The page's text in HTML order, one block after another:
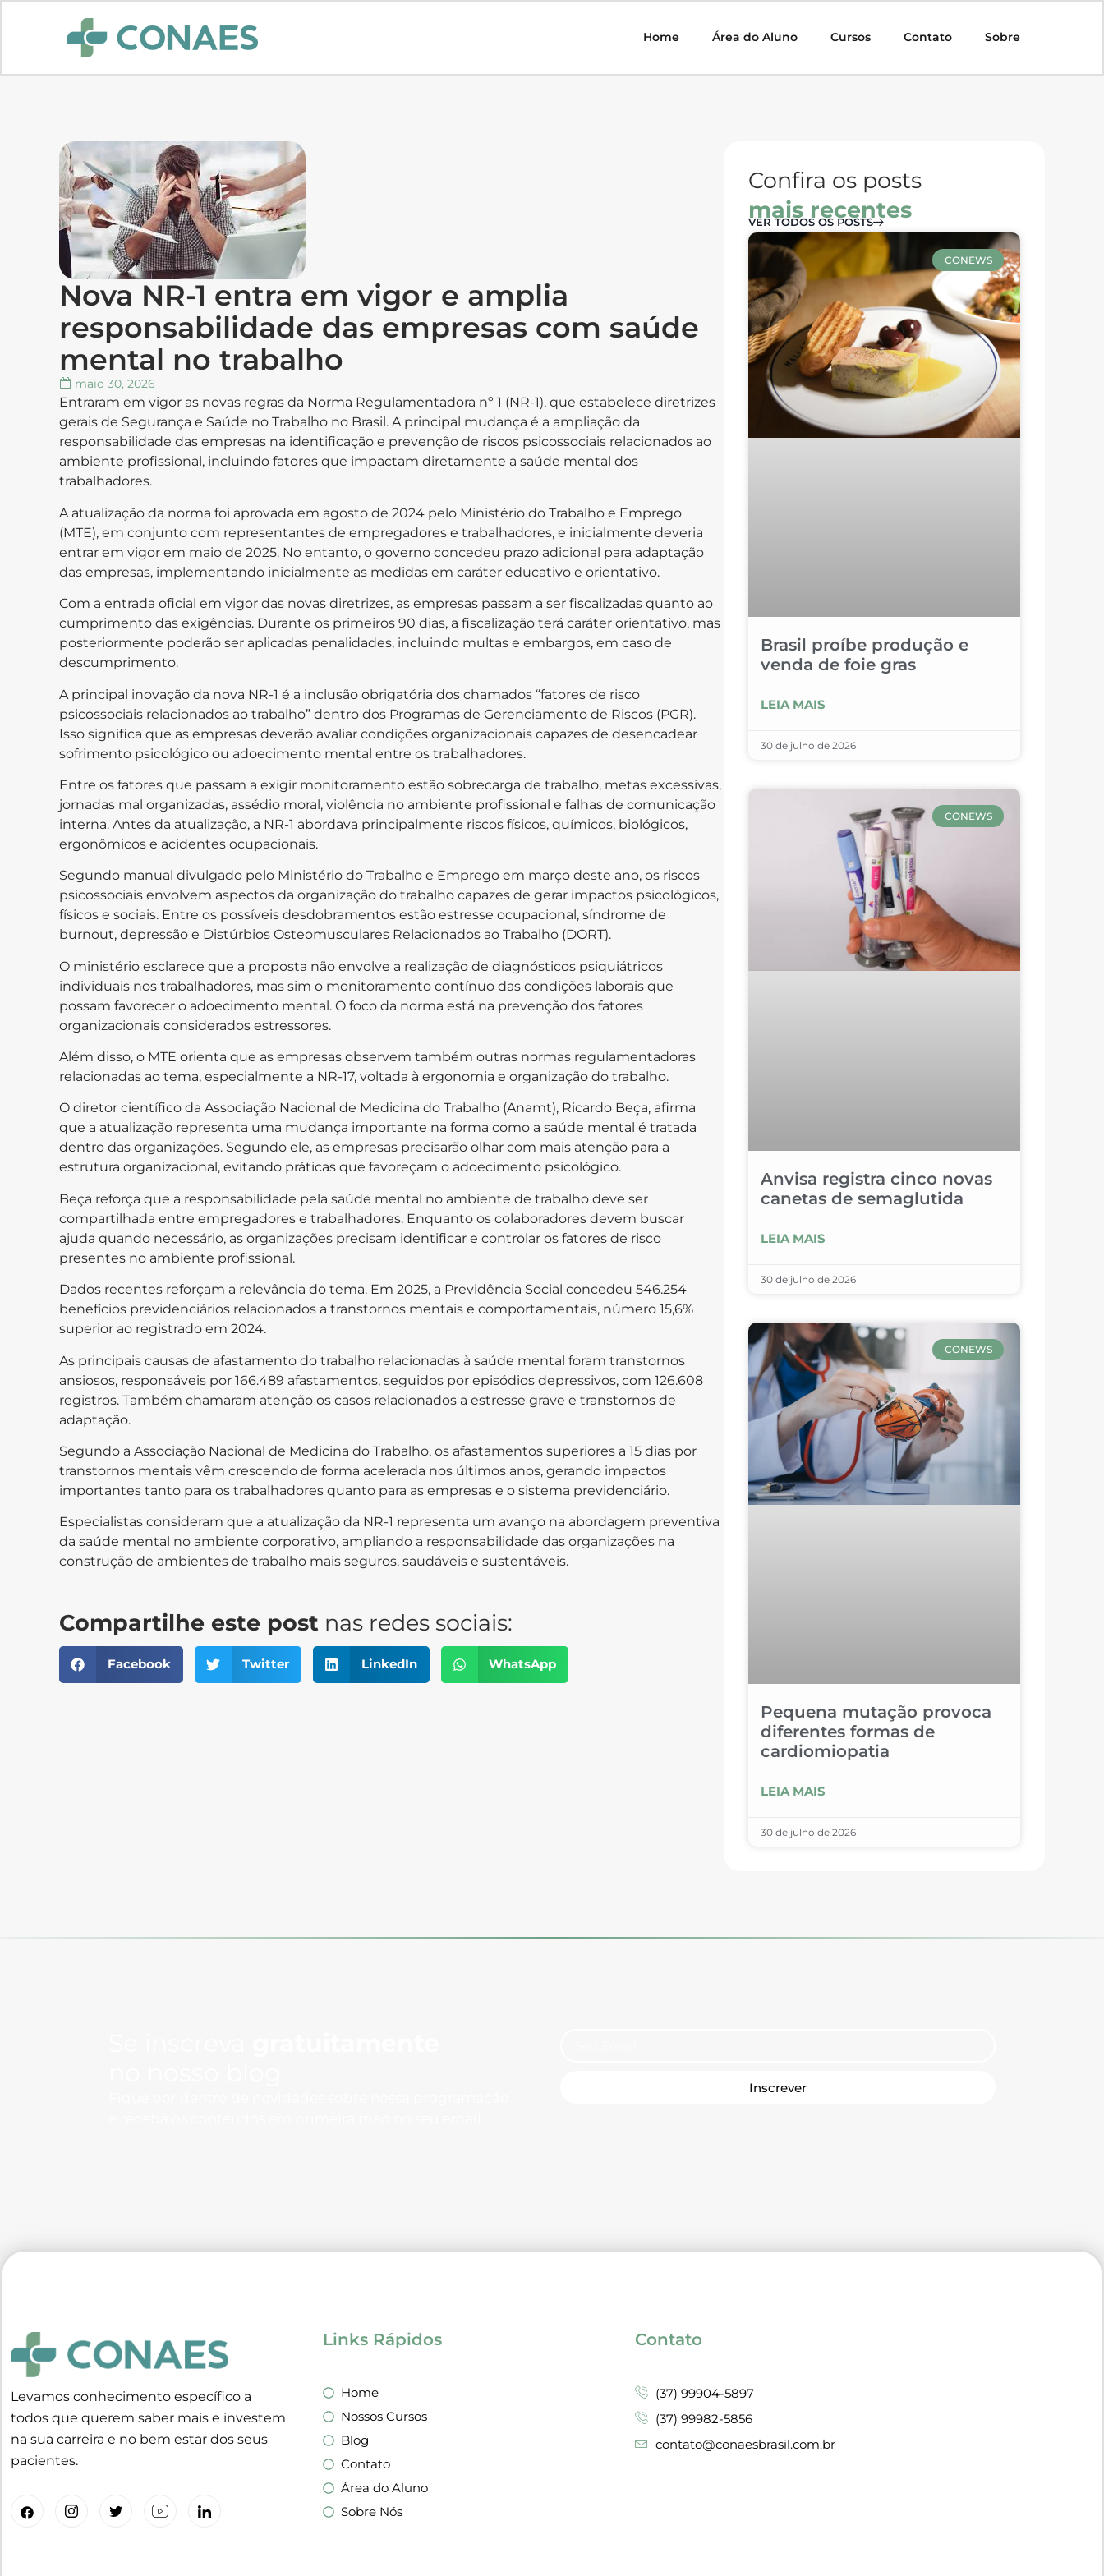
Home Área do Aluno Cursos Contato Sobre
Nova NR-1 entra em vigor e amplia
responsabilidade das empresas com saúde
mental no trabalho
maio 30, 2026
Entraram em vigor as novas regras da Norma Regulamentadora nº 1 (NR-1), que estabelece diretrizes
gerais de Segurança e Saúde no Trabalho no Brasil. A principal mudança é a ampliação da
responsabilidade das empresas na identificação e prevenção de riscos psicossociais relacionados ao
ambiente profissional, incluindo fatores que impactam diretamente a saúde mental dos
trabalhadores.
A atualização da norma foi aprovada em agosto de 2024 pelo Ministério do Trabalho e Emprego
(MTE), em conjunto com representantes de empregadores e trabalhadores, e inicialmente deveria
entrar em vigor em maio de 2025. No entanto, o governo concedeu prazo adicional para adaptação
das empresas, implementando inicialmente as medidas em caráter educativo e orientativo.
Com a entrada oficial em vigor das novas diretrizes, as empresas passam a ser fiscalizadas quanto ao
cumprimento das exigências. Durante os primeiros 90 dias, a fiscalização terá caráter orientativo, mas
posteriormente poderão ser aplicadas penalidades, incluindo multas e embargos, em caso de
descumprimento.
A principal inovação da nova NR-1 é a inclusão obrigatória dos chamados “fatores de risco
psicossociais relacionados ao trabalho” dentro dos Programas de Gerenciamento de Riscos (PGR).
Isso significa que as empresas deverão avaliar condições organizacionais capazes de desencadear
sofrimento psicológico ou adoecimento mental entre os trabalhadores.
Entre os fatores que passam a exigir monitoramento estão sobrecarga de trabalho, metas excessivas,
jornadas mal organizadas, assédio moral, violência no ambiente profissional e falhas de comunicação
interna. Antes da atualização, a NR-1 abordava principalmente riscos físicos, químicos, biológicos,
ergonômicos e acidentes ocupacionais.
Segundo manual divulgado pelo Ministério do Trabalho e Emprego em março deste ano, os riscos
psicossociais envolvem aspectos da organização do trabalho capazes de gerar impactos psicológicos,
físicos e sociais. Entre os possíveis desdobramentos estão estresse ocupacional, síndrome de
burnout, depressão e Distúrbios Osteomusculares Relacionados ao Trabalho (DORT).
O ministério esclarece que a proposta não envolve a realização de diagnósticos psiquiátricos
individuais nos trabalhadores, mas sim o monitoramento contínuo das condições laborais que
possam favorecer o adoecimento mental. O foco da norma está na prevenção dos fatores
organizacionais considerados estressores.
Além disso, o MTE orienta que as empresas observem também outras normas regulamentadoras
relacionadas ao tema, especialmente a NR-17, voltada à ergonomia e organização do trabalho.
O diretor científico da Associação Nacional de Medicina do Trabalho (Anamt), Ricardo Beça, afirma
que a atualização representa uma mudança importante na forma como a saúde mental é tratada
dentro das organizações. Segundo ele, as empresas precisarão olhar com mais atenção para a
estrutura organizacional, evitando práticas que favoreçam o adoecimento psicológico.
Beça reforça que a responsabilidade pela saúde mental no ambiente de trabalho deve ser
compartilhada entre empregadores e trabalhadores. Enquanto os colaboradores devem buscar
ajuda quando necessário, as organizações precisam identificar e controlar os fatores de risco
presentes no ambiente profissional.
Dados recentes reforçam a relevância do tema. Em 2025, a Previdência Social concedeu 546.254
benefícios previdenciários relacionados a transtornos mentais e comportamentais, número 15,6%
superior ao registrado em 2024.
As principais causas de afastamento do trabalho relacionadas à saúde mental foram transtornos
ansiosos, responsáveis por 166.489 afastamentos, seguidos por episódios depressivos, com 126.608
registros. Também chamaram atenção os casos relacionados a estresse grave e transtornos de
adaptação.
Segundo a Associação Nacional de Medicina do Trabalho, os afastamentos superiores a 15 dias por
transtornos mentais vêm crescendo de forma acelerada nos últimos anos, gerando impactos
importantes tanto para os trabalhadores quanto para as empresas e o sistema previdenciário.
Especialistas consideram que a atualização da NR-1 representa um avanço na abordagem preventiva
da saúde mental no ambiente corporativo, ampliando a responsabilidade das organizações na
construção de ambientes de trabalho mais seguros, saudáveis e sustentáveis.
Compartilhe este post nas redes sociais:
Facebook Twitter LinkedIn WhatsApp
Confira os posts
mais recentes
VER TODOS OS POSTS
CONEWS
Brasil proíbe produção e
venda de foie gras
LEIA MAIS
30 de julho de 2026
CONEWS
Anvisa registra cinco novas
canetas de semaglutida
LEIA MAIS
30 de julho de 2026
CONEWS
Pequena mutação provoca
diferentes formas de
cardiomiopatia
LEIA MAIS
30 de julho de 2026
Inscrever
Levamos conhecimento específico a
todos que querem saber mais e investem
na sua carreira e no bem estar dos seus
pacientes.
Links Rápidos
Home
Nossos Cursos
Blog
Contato
Área do Aluno
Sobre Nós
Contato
(37) 99904-5897
(37) 99982-5856
contato@conaesbrasil.com.br